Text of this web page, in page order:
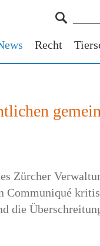
Recht
Zürcher
die